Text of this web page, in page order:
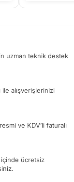
uzman teknik destek
ile alışverişlerinizi
ve KDV’li faturalı
içinde ücretsiz